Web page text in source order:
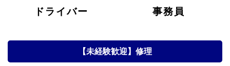
ドライバー 事務員
【未経験歓迎】修理